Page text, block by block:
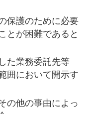
保護のために必要
とが困難であると
た業務委託先等
囲において開示す
の他の事由によっ